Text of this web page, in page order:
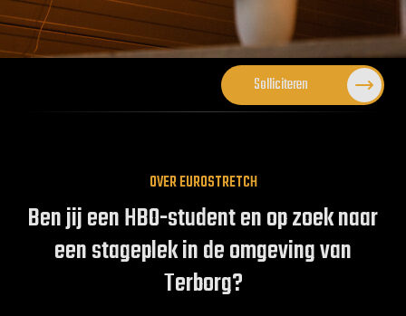
Solliciteren
OVER EUROSTRETCH
Ben jij een HBO-student en op zoek naar
een stageplek in de omgeving van
Terborg?